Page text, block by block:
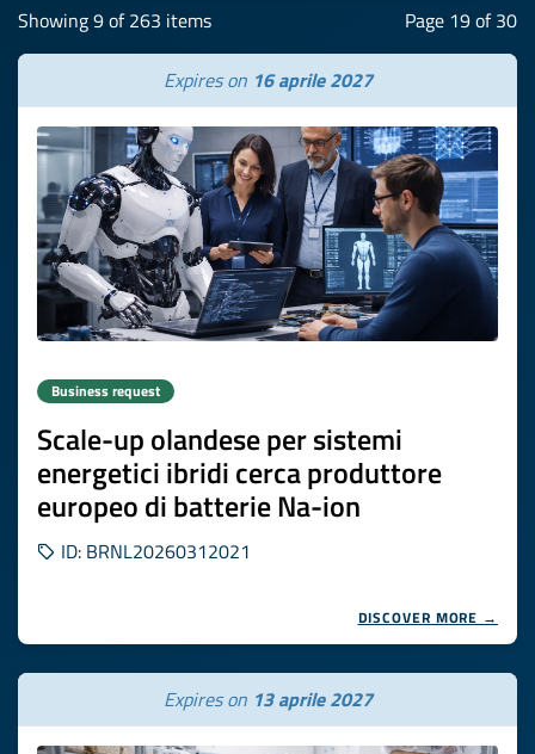
Showing 9 of 263 items Page 19 of 30
Expires on 16 aprile 2027
Business request
Scale-up olandese per sistemi
energetici ibridi cerca produttore
europeo di batterie Na-ion
ID: BRNL20260312021
DISCOVER MORE →
Expires on 13 aprile 2027